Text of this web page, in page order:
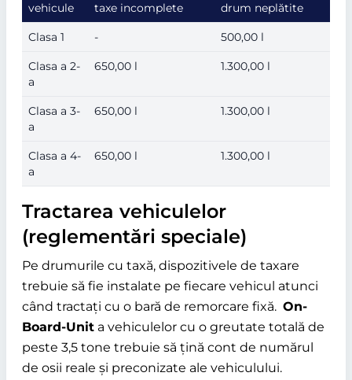
vehicule
taxe incomplete
drum neplătite
Clasa 1 - 500,00 l
Clasa a 2-
a
650,00 l 1.300,00 l
Clasa a 3-
a
650,00 l 1.300,00 l
Clasa a 4-
a
650,00 l 1.300,00 l
Tractarea vehiculelor
(reglementări speciale)
Pe drumurile cu taxă, dispozitivele de taxare
trebuie să fie instalate pe fiecare vehicul atunci
când tractați cu o bară de remorcare fixă. On-
Board-Unit a vehiculelor cu o greutate totală de
peste 3,5 tone trebuie să țină cont de numărul
de osii reale și preconizate ale vehiculului.